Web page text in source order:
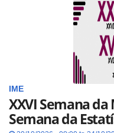
IME
XXVI Semana
Semana da